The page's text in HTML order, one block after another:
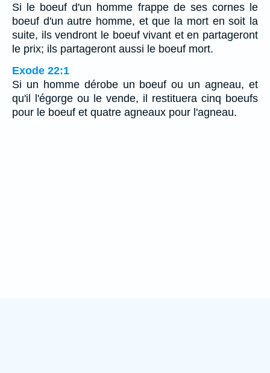
Si le boeuf d'un homme frappe de ses cornes le
boeuf d'un autre homme, et que la mort en soit la
suite, ils vendront le boeuf vivant et en partageront
le prix; ils partageront aussi le boeuf mort.
Exode 22:1
Si un homme dérobe un boeuf ou un agneau, et
qu'il l'égorge ou le vende, il restituera cinq boeufs
pour le boeuf et quatre agneaux pour l'agneau.